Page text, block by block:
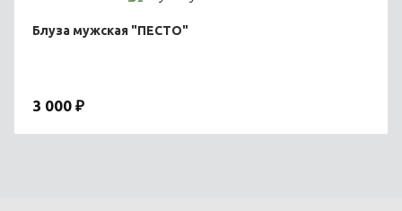
Блуза мужская "ПЕСТО"
3 000 ₽